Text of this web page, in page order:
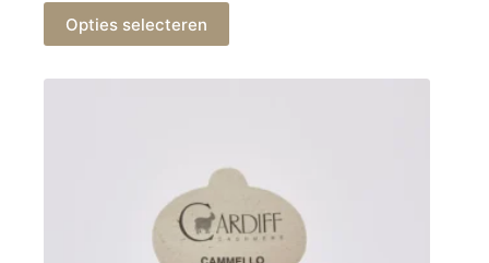
Opties selecteren
product
heeft